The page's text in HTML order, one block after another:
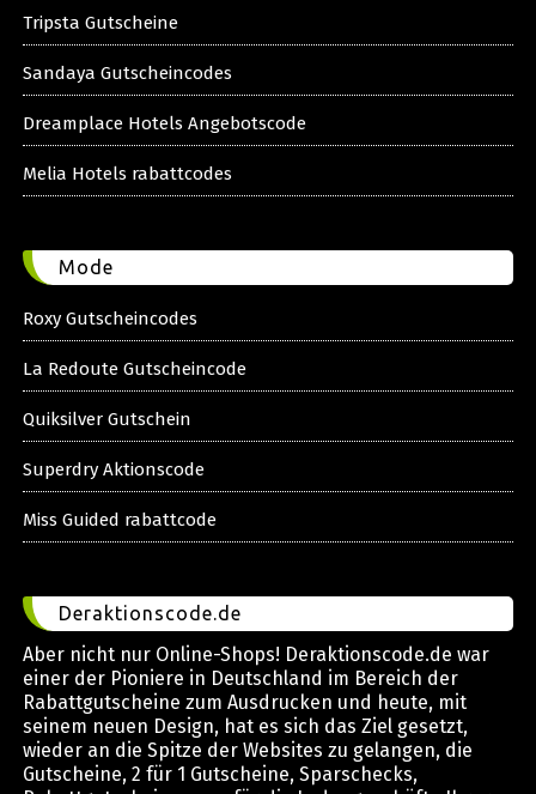
Tripsta Gutscheine
Sandaya Gutscheincodes
Dreamplace Hotels Angebotscode
Melia Hotels rabattcodes
Mode
Roxy Gutscheincodes
La Redoute Gutscheincode
Quiksilver Gutschein
Superdry Aktionscode
Miss Guided rabattcode
Deraktionscode.de
Aber nicht nur Online-Shops! Deraktionscode.de war
einer der Pioniere in Deutschland im Bereich der
Rabattgutscheine zum Ausdrucken und heute, mit
seinem neuen Design, hat es sich das Ziel gesetzt,
wieder an die Spitze der Websites zu gelangen, die
Gutscheine, 2 für 1 Gutscheine, Sparschecks,